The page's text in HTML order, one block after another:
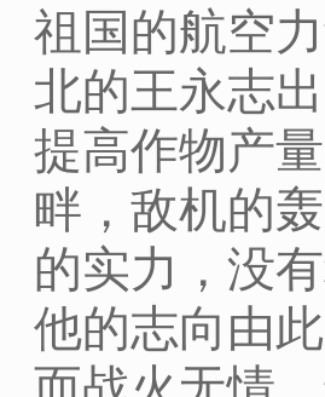
祖国的航空
北的王永志
提高作物产
畔，敌机的
的实力，没
他的志向由